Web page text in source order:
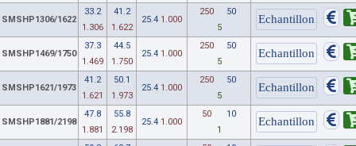
SMSHP1306/1622
33.2
1.306
41.2
1.622
25.4 1.000
250
50
5
SMSHP1469/1750
37.3
1.469
44.5
1.750
25.4 1.000
250
50
5
SMSHP1621/1973
41.2
1.621
50.1
1.973
25.4 1.000
250
50
5
SMSHP1881/2198
47.8
1.881
55.8
2.198
25.4 1.000
50
10
1